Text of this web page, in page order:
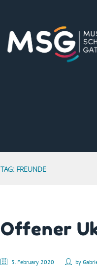
TAG: FREUNDE
Offener
5. February 2020 by